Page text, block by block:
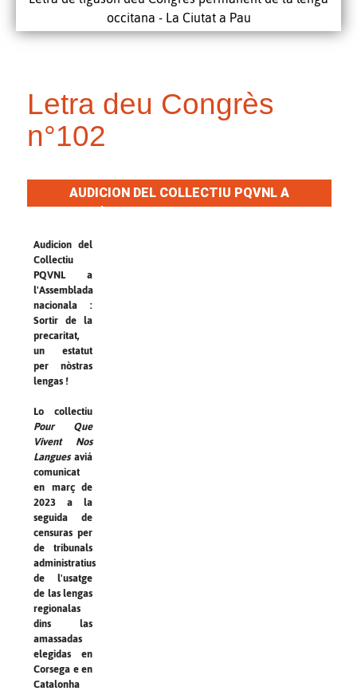
occitana - La Ciutat a Pau
Letra deu Congrès
n°102
AUDICION DEL COLLECTIU PQVNL A
L'ASSEMBLADA NACIONALA
Audicion del
Collectiu
PQVNL a
l'Assemblada
nacionala :
Sortir de la
precaritat,
un estatut
per nòstras
lengas !
Lo collectiu
Pour Que
Vivent Nos
Languesaviá
comunicat
en març de
2023 a la
seguida de
censuras per
de tribunals
administratius
de l'usatge
de las lengas
regionalas
dins las
amassadas
elegidas en
Corsega e en
Catalonha